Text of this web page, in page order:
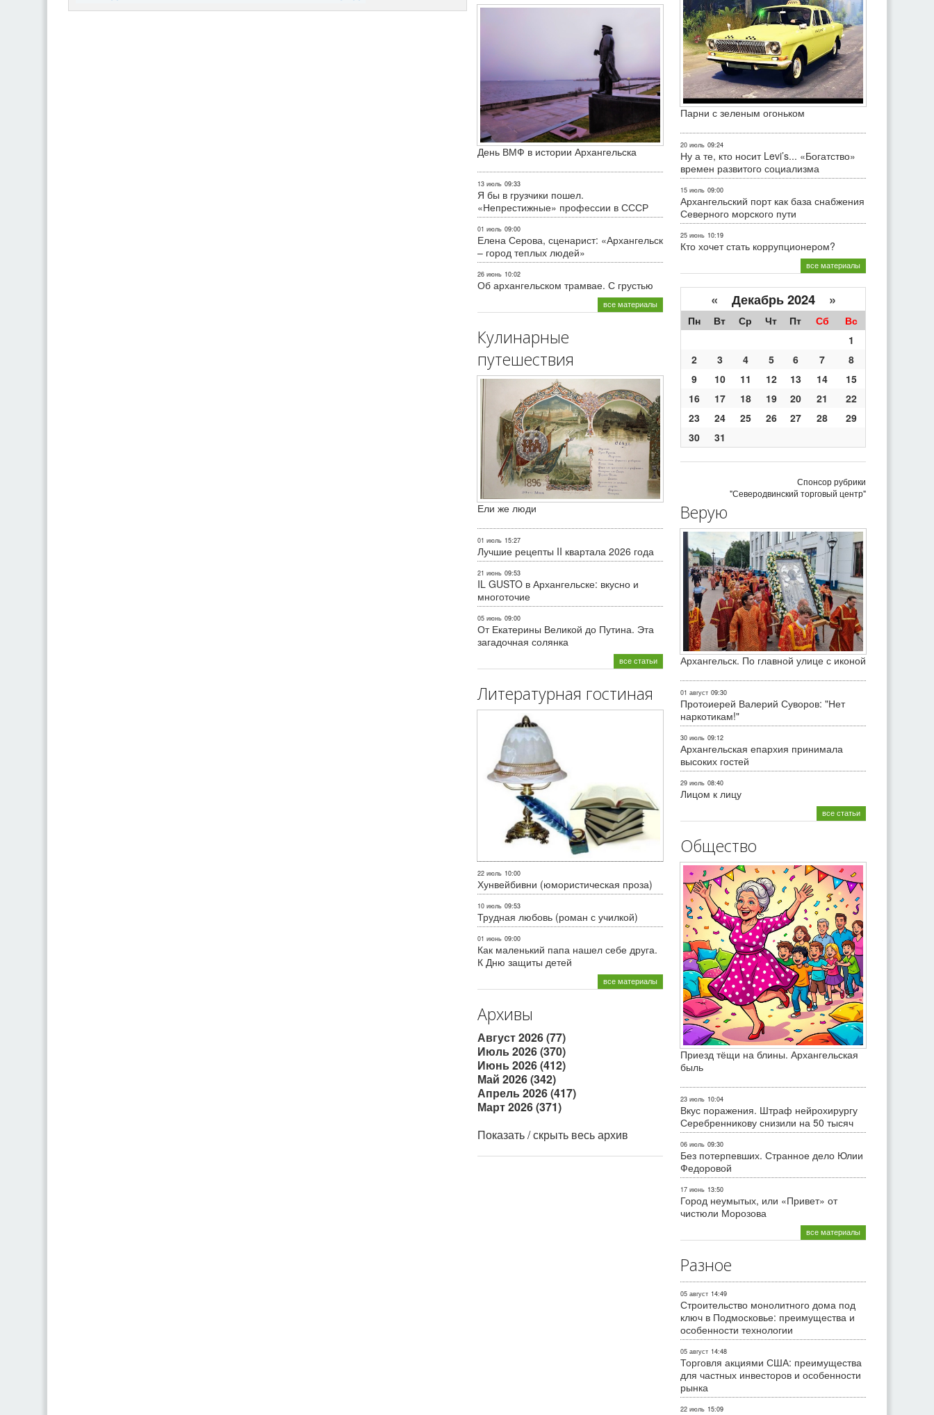
День ВМФ в истории Архангельска
13 июль 09:33
Я бы в грузчики пошел.
«Непрестижные» профессии в СССР
01 июль 09:00
Елена Серова, сценарист: «Архангельск
– город теплых людей»
26 июнь 10:02
Об архангельском трамвае. С грустью
все материалы
Кулинарные
путешествия
Ели же люди
01 июль 15:27
Лучшие рецепты II квартала 2026 года
21 июнь 09:53
IL GUSTO в Архангельске: вкусно и
многоточие
05 июнь 09:00
От Екатерины Великой до Путина. Эта
загадочная солянка
все статьи
Литературная гостиная
22 июль 10:00
Хунвейбивни (юмористическая проза)
10 июль 09:53
Трудная любовь (роман с училкой)
01 июнь 09:00
Как маленький папа нашел себе друга.
К Дню защиты детей
все материалы
Архивы
Август 2026 (77)
Июль 2026 (370)
Июнь 2026 (412)
Май 2026 (342)
Апрель 2026 (417)
Март 2026 (371)
Показать / скрыть весь архив
Парни с зеленым огоньком
20 июль 09:24
Ну а те, кто носит Levi’s... «Богатство»
времен развитого социализма
15 июль 09:00
Архангельский порт как база снабжения
Северного морского пути
25 июнь 10:19
Кто хочет стать коррупционером?
все материалы
« Декабрь 2024 »
Пн Вт Ср Чт Пт Сб
Вс
1
2
3 4 5 6 7
8
9
10 11 12 13 14
15
16
17 18 19 20 21
22
23
24 25 26 27 28
29
30
31
Спонсор рубрики
"Северодвинский торговый центр"
Верую
Архангельск. По главной улице с иконой
01 август 09:30
Протоиерей Валерий Суворов: "Нет
наркотикам!"
30 июль 09:12
Архангельская епархия принимала
высоких гостей
29 июль 08:40
Лицом к лицу
все статьи
Общество
Приезд тёщи на блины. Архангельская
быль
23 июль 10:04
Вкус поражения. Штраф нейрохирургу
Серебренникову снизили на 50 тысяч
06 июль 09:30
Без потерпевших. Странное дело Юлии
Федоровой
17 июнь 13:50
Город неумытых, или «Привет» от
чистюли Морозова
все материалы
Разное
05 август 14:49
Строительство монолитного дома под
ключ в Подмосковье: преимущества и
особенности технологии
05 август 14:48
Торговля акциями США: преимущества
для частных инвесторов и особенности
рынка
22 июль 15:09